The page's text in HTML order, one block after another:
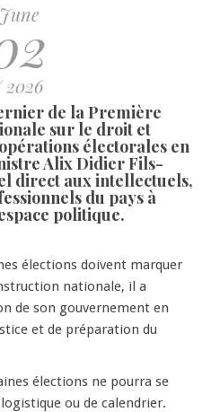
June
de la Première
sur le droit et
électorales en
Alix Didier Fils-
direct aux intellectuels,
du pays à
politique.
élections doivent marquer
nationale, il a
de son gouvernement en
et de préparation du
élections ne pourra se
ou de calendrier.